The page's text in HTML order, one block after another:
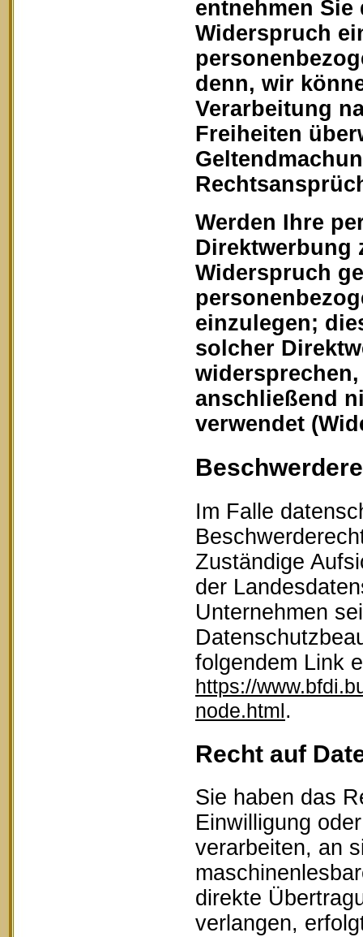
entnehmen
Widerspruch
denn, wir
Verarbeitung
Freiheiten
Werden Ihre
Direktwerbung
Widerspruch
einzulegen;
solcher
anschließend
verwendet
Im Falle
Zuständige
der
Unternehmen
folgendem Link
https://
node.html.
Recht auf
Sie haben das
Einwilligung
verarbeiten, an
direkte
verlangen,